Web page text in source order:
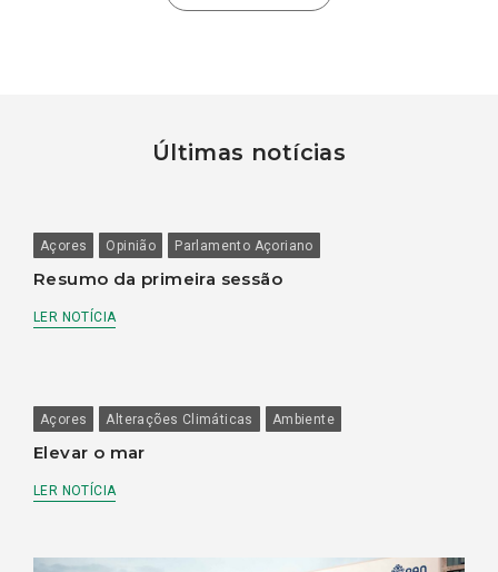
Últimas notícias
Açores Opinião Parlamento Açoriano
Resumo da primeira sessão
LER NOTÍCIA
Açores Alterações Climáticas Ambiente
Elevar o mar
LER NOTÍCIA